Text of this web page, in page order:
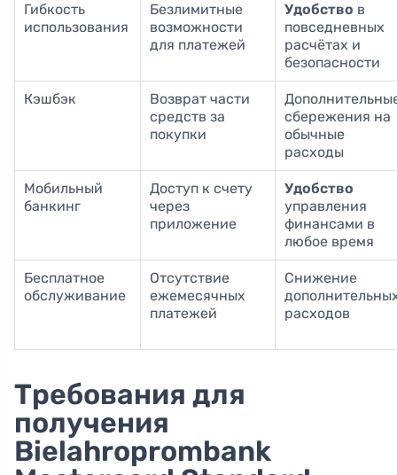
Гибкость
использования
Безлимитные
возможности
для платежей
Удобство в
повседневных
расчётах и
безопасности
Кэшбэк
Возврат части
средств за
покупки
сбережения на
обычные
расходы
Мобильный
банкинг
Доступ к счету
через
приложение
Удобство
управления
финансами в
любое время
Бесплатное
обслуживание
Отсутствие
ежемесячных
платежей
Снижение
расходов
Требования для
получения
Bielahroprombank